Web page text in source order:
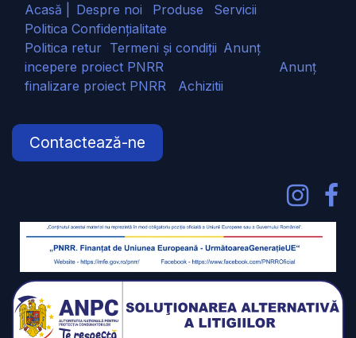
Acasă | Despre noi Produse
Servicii
Politica Confidențialitate
Politica retur Termeni și condiții Anunț
incepere proiect PNRR
Anunț
finalizare proiect PNRR Achizitii
Contactează-ne